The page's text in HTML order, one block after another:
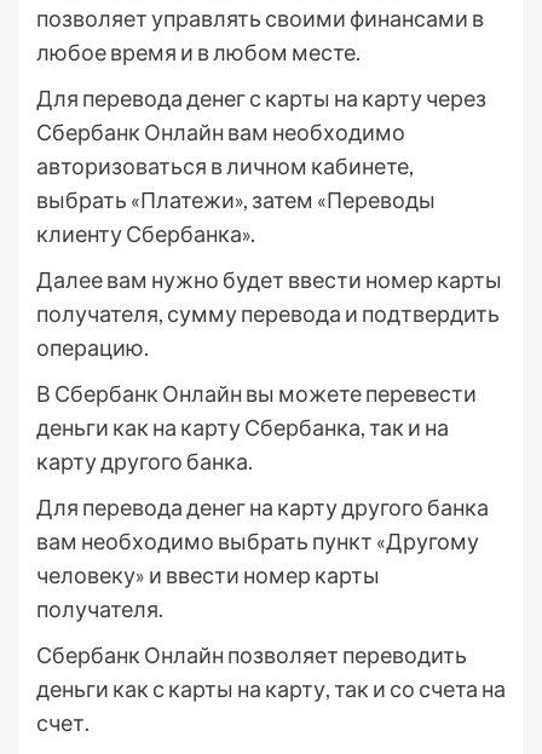
позволяет управлять своими финансами в
любое время и в любом месте.
Для перевода денег с карты на карту через
Сбербанк Онлайн вам необходимо
авторизоваться в личном кабинете,
выбрать «Платежи», затем «Переводы
клиенту Сбербанка».
Далее вам нужно будет ввести номер карты
получателя, сумму перевода и подтвердить
операцию.
В Сбербанк Онлайн вы можете перевести
деньги как на карту Сбербанка, так и на
карту другого банка.
Для перевода денег на карту другого банка
вам необходимо выбрать пункт «Другому
человеку» и ввести номер карты
получателя.
Сбербанк Онлайн позволяет переводить
деньги как с карты на карту, так и со счета на
счет.